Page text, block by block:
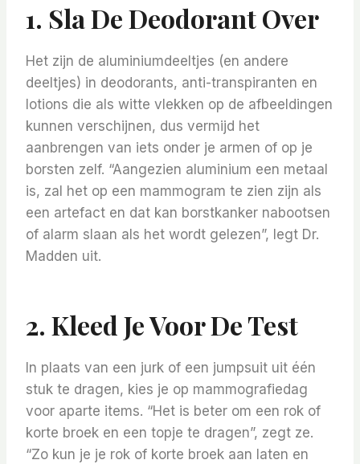
1. Sla De Deodorant Over
Het zijn de aluminiumdeeltjes (en andere
deeltjes) in deodorants, anti-transpiranten en
lotions die als witte vlekken op de afbeeldingen
kunnen verschijnen, dus vermijd het
aanbrengen van iets onder je armen of op je
borsten zelf. “Aangezien aluminium een ​​metaal
is, zal het op een mammogram te zien zijn als
een artefact en dat kan borstkanker nabootsen
of alarm slaan als het wordt gelezen”, legt Dr.
Madden uit.
2. Kleed Je Voor De Test
In plaats van een jurk of een jumpsuit uit één
stuk te dragen, kies je op mammografiedag
voor aparte items. “Het is beter om een ​​rok of
korte broek en een topje te dragen”, zegt ze.
“Zo kun je je rok of korte broek aan laten en